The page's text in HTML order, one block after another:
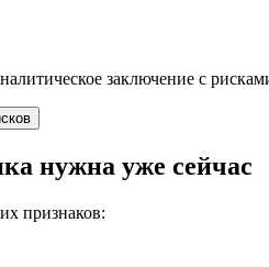
заключение с
нужна уже сейчас
признаков: